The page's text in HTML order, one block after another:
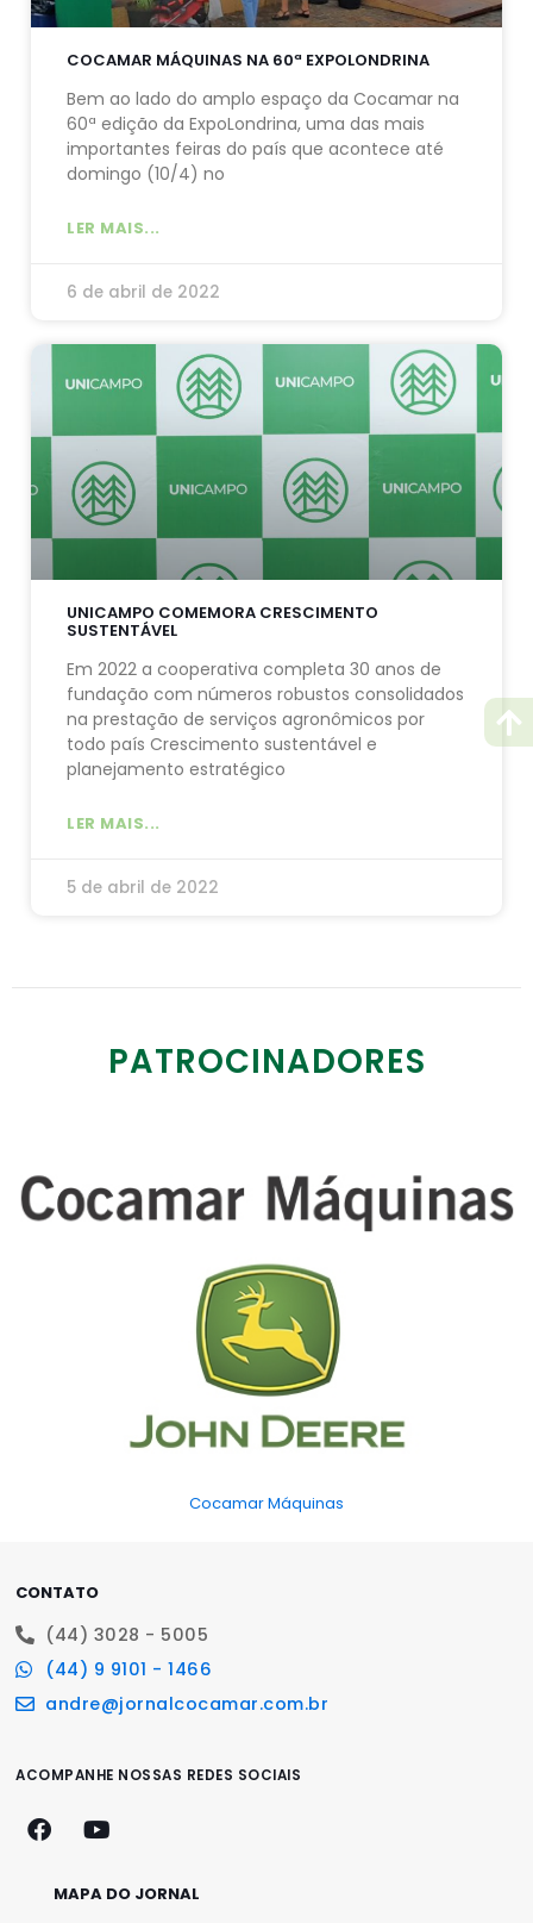
COCAMAR MÁQUINAS NA 60ª EXPOLONDRINA
Bem ao lado do amplo espaço da Cocamar na
60ª edição da ExpoLondrina, uma das mais
importantes feiras do país que acontece até
domingo (10/4) no
LER MAIS...
6 de abril de 2022
UNICAMPO COMEMORA CRESCIMENTO
SUSTENTÁVEL
Em 2022 a cooperativa completa 30 anos de
fundação com números robustos consolidados
na prestação de serviços agronômicos por
todo país Crescimento sustentável e
planejamento estratégico
LER MAIS...
5 de abril de 2022
PATROCINADORES
Cocamar Máquinas
CONTATO
(44) 3028 - 5005
(44) 9 9101 - 1466
andre@jornalcocamar.com.br
ACOMPANHE NOSSAS REDES SOCIAIS
MAPA DO JORNAL